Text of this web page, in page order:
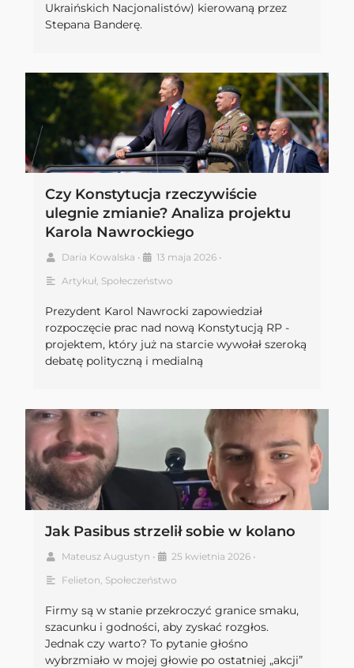
Ukraińskich Nacjonalistów) kierowaną przez
Stepana Banderę.
Czy Konstytucja rzeczywiście
ulegnie zmianie? Analiza projektu
Karola Nawrockiego
Daria Kowalska • 13 maja 2026 •
Artykuł, Społeczeństwo
Prezydent Karol Nawrocki zapowiedział
rozpoczęcie prac nad nową Konstytucją RP -
projektem, który już na starcie wywołał szeroką
debatę polityczną i medialną
Jak Pasibus strzelił sobie w kolano
Mateusz Augustyn • 25 kwietnia 2026 •
Felieton Społeczeństwo
Firmy są w stanie przekroczyć granice smaku,
szacunku i godności, aby zyskać rozgłos.
Jednak czy warto? To pytanie głośno
wybrzmiało w mojej głowie po ostatniej „akcji”